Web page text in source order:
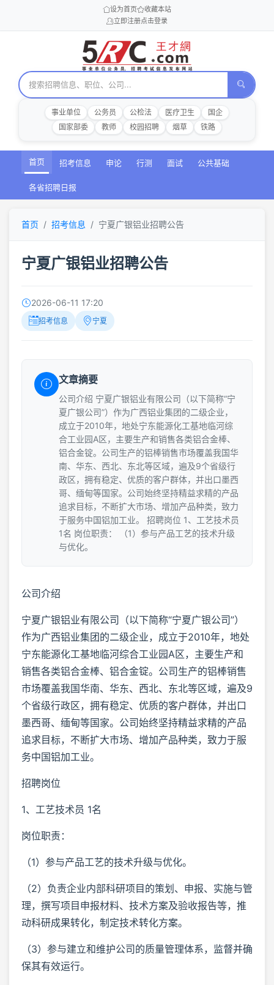
设为首页
收藏本站
立即注册点击登录
事业单位 公务员 公检法 医疗卫生
国企
国家部委
教师 校园招聘 烟草 铁路
首页 招考信息 申论 行测 面试 公共基础
各省招聘日报
首页 招考信息 宁夏广银铝业招聘公告
宁夏广银铝业招聘公告
2026-06-11 17:20
招考信息 宁夏
文章摘要
公司介绍 宁夏广银铝业有限公司（以下简称“宁
夏广银公司”）作为广西铝业集团的二级企业，
成立于2010年，地处宁东能源化工基地临河综
合工业园A区，主要生产和销售各类铝合金棒、
铝合金锭。公司生产的铝棒销售市场覆盖我国华
南、华东、西北、东北等区域，遍及9个省级行
政区，拥有稳定、优质的客户群体，并出口墨西
哥、缅甸等国家。公司始终坚持精益求精的产品
追求目标，不断扩大市场、增加产品种类，致力
于服务中国铝加工业。 招聘岗位 1、工艺技术员
1名 岗位职责： （1）参与产品工艺的技术升级
与优化。
公司介绍
宁夏广银铝业有限公司（以下简称“宁夏广银公司”）
作为广西铝业集团的二级企业，成立于2010年，地处
宁东能源化工基地临河综合工业园A区，主要生产和
销售各类铝合金棒、铝合金锭。公司生产的铝棒销售
市场覆盖我国华南、华东、西北、东北等区域，遍及9
个省级行政区，拥有稳定、优质的客户群体，并出口
墨西哥、缅甸等国家。公司始终坚持精益求精的产品
追求目标，不断扩大市场、增加产品种类，致力于服
务中国铝加工业。
招聘岗位
1、工艺技术员 1名
岗位职责：
（1）参与产品工艺的技术升级与优化。
（2）负责企业内部科研项目的策划、申报、实施与管
理，撰写项目申报材料、技术方案及验收报告等，推
动科研成果转化，制定技术转化方案。
（3）参与建立和维护公司的质量管理体系，监督并确
保其有效运行。